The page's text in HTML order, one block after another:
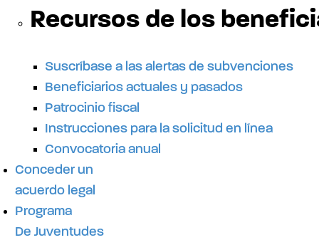
Recursos de los
Suscríbase a las alertas de subvenciones
Beneficiarios actuales y pasados
Patrocinio fiscal
Instrucciones para la solicitud en línea
Convocatoria anual
Conceder un
acuerdo legal
Programa
De Juventudes